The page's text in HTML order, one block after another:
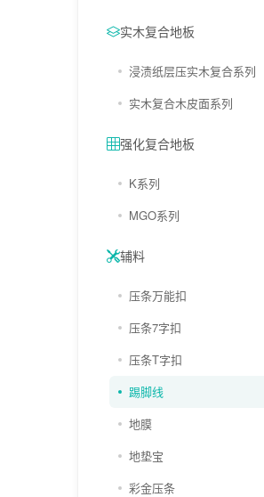
实木复合地板
浸渍纸层压实木复合系列
实木复合木皮面系列
强化复合地板
K系列
MGO系列
辅料
压条万能扣
压条7字扣
压条T字扣
踢脚线
地膜
地垫宝
彩金压条